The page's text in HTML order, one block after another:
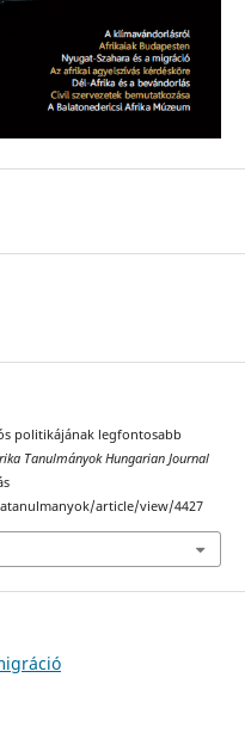
politikájának legfontosabb
Tanulmányok Hungarian Journal
article/view/4427